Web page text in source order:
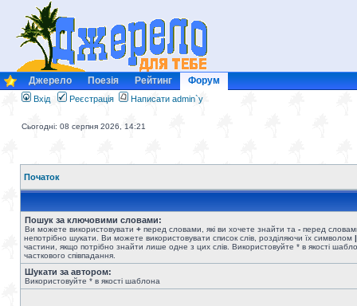
Джерело Поезія Рейтинг Форум
Вхід Реєстрація Написати admin`у
Сьогодні: 08 серпня 2026, 14:21
Початок
Пошук за ключовими словами:
Ви можете використовувати + перед словами, які ви хочете знайти та - перед
непотрібно шукати. Ви можете використовувати список слів, розділяючи їх символом |
частини, якщо потрібно знайти лише одне з цих слів. Використовуйте * в якості
часткового співпадання.
Шукати за автором:
Використовуйте * в якості шаблона